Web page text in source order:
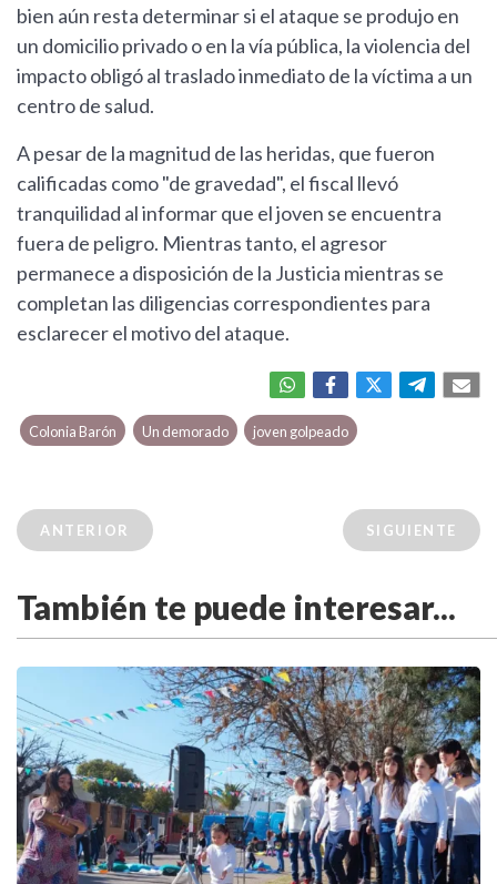
bien aún resta determinar si el ataque se produjo en
un domicilio privado o en la vía pública, la violencia del
impacto obligó al traslado inmediato de la víctima a un
centro de salud.
A pesar de la magnitud de las heridas, que fueron
calificadas como "de gravedad", el fiscal llevó
tranquilidad al informar que el joven se encuentra
fuera de peligro. Mientras tanto, el agresor
permanece a disposición de la Justicia mientras se
completan las diligencias correspondientes para
esclarecer el motivo del ataque.
Colonia Barón Un demorado joven golpeado
ANTERIOR SIGUIENTE
También te puede interesar...